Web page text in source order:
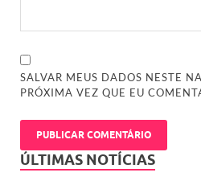
SALVAR MEUS DADOS NESTE
PRÓXIMA VEZ QUE EU
ÚLTIMAS NOTÍCIAS